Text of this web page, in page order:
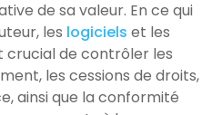
de sa valeur. En ce qui
les logiciels et les
crucial de contrôler les
les cessions de droits,
ainsi que la conformité